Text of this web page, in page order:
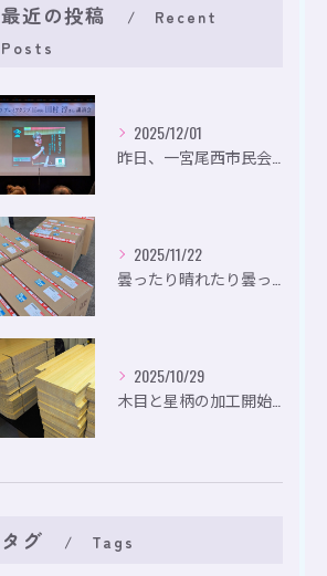
最近の投稿
Recent
Posts
2025/12/01
2025/11/22
2025/10/29
タグ Tags